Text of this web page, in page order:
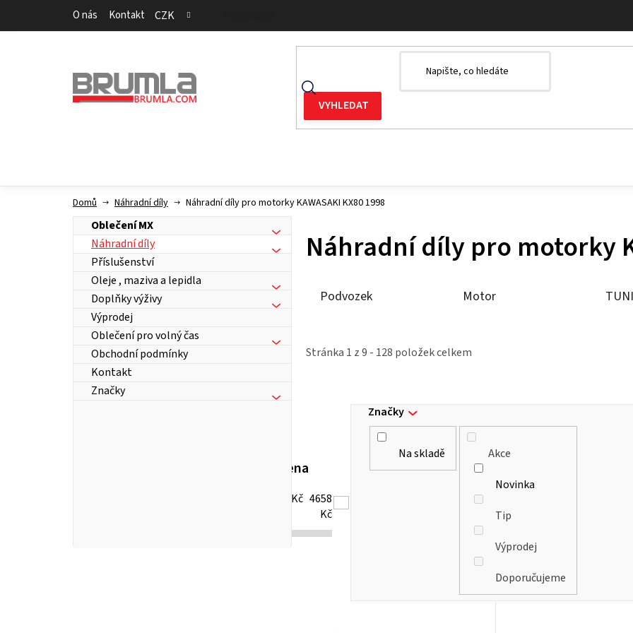
O nás Kontakt CZK
Domů Náhradní díly Náhradní díly pro motorky KAWASAKI KX80 1998
Oblečení MX
Náhradní díly
Příslušenství
Oleje , maziva a lepidla
Doplňky výživy
Výprodej
Oblečení pro volný čas
Obchodní podmínky
Kontakt
Značky
Náhradní díly pro motorky
Podvozek Motor
Stránka 1 z9 - 128 položek celkem
Cena
Kč 4658
Kč
Na skladě
Akce
Novinka
Tip
Výprodej
Doporučujeme
Značky